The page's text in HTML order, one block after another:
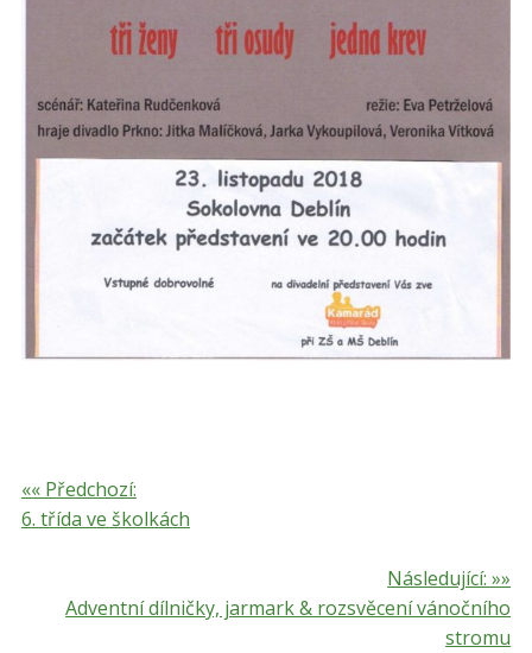
«« Předchozí:
6. třída ve školkách
Následující: »»
Adventní dílničky, jarmark & rozsvěcení vánočního
stromu